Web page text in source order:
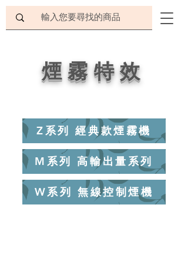
煙霧特效
Z系列 經典款煙霧機
M系列 高輸出量系列
W系列 無線控制煙機